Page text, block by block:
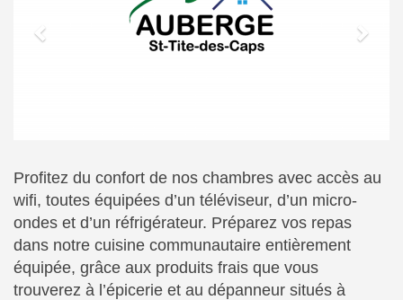
Profitez du confort de nos chambres avec accès au
wifi, toutes équipées d’un téléviseur, d’un micro-
ondes et d’un réfrigérateur. Préparez vos repas
dans notre cuisine communautaire entièrement
équipée, grâce aux produits frais que vous
trouverez à l’épicerie et au dépanneur situés à